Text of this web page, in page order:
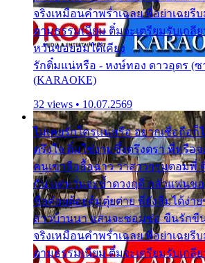
จริงเหมือนคำพร่ำเฉลย พี่อย่าเฉย
ตามธรรมเนียม ติ๋มจะเตรียมรับเกลี
หวั่นขอยอมได้เคียง
รักติ๋มแน่หรือ - หงษ์ทอง ดาวอุดร (
(KARAOKE)
32 views • 10.07.2569
ไม่เคยรักใครแน่หรือ อยากเชื่อถือ
ตรึงใจ ติ๋มใช่งามซึ้งตรึงตรา พี่หรือ
คนเขาลืออื้อฉาว ว่าสาวๆรุมตอมพี่
กัน แต่หวั่นจะช้ำดวงฤดี กลัวแฟนข
ชื่อต๋อยต้อยตุ้มตุ๋ยต่าย พี่ยังลืมได้ง่าย
สาวบ้านนา แสนจะซอมซ่อ ขืนรักขื
จริงเหมือนคำพร่ำเฉลย พี่อย่าเฉย
ตามธรรมเนียม ติ๋มจะเตรียมรับเกลี